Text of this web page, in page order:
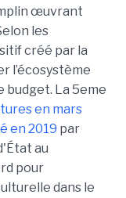
œuvrant
les
créé par la
l’écosystème
budget. La 5eme
en mars
en 2019 par
au
pour
dans le